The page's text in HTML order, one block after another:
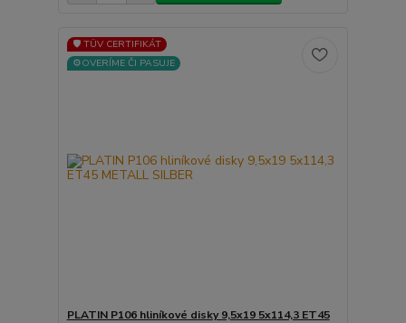
🛡️ TÜV CERTIFIKÁT
⚙️OVERÍME ČI PASUJE
PLATIN P106 hliníkové disky 9,5x19 5x114,3 ET45